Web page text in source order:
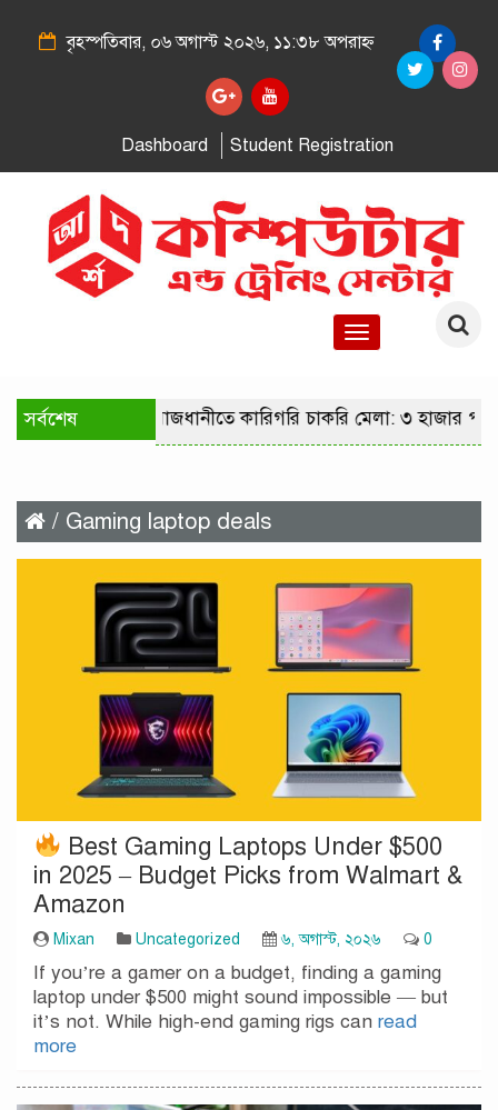
বৃহস্পতিবার, ০৬ অগাস্ট ২০২৬, ১১:৩৮ অপরাহ্ন
Dashboard Student Registration
Toggle
সর্বশেষ রাজধানীতে কারিগরি চাকরি মেলা: ৩ হাজার
/ Gaming laptop deals
Best Gaming Laptops Under $500
in 2025 – Budget Picks from Walmart &
Amazon
Mixan Uncategorized ৬, অগাস্ট, ২০২৬ 0
If you’re a gamer on a budget, finding a gaming
laptop under $500 might sound impossible — but
it’s not. While high-end gaming rigs can read
more